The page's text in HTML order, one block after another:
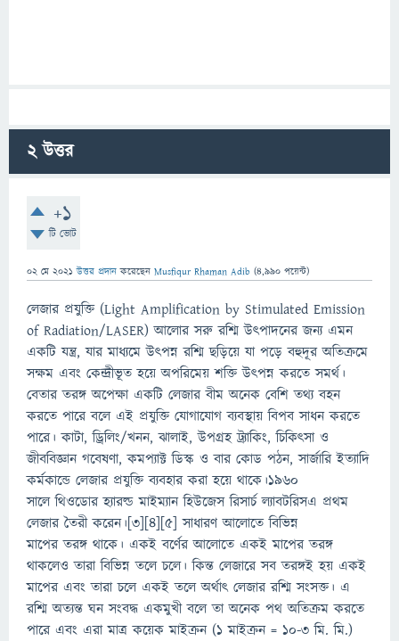
2উত্তর
+1
টি ভোট
02 মে 2021 উত্তর প্রদান করেছেন Musfiqur Rhaman Adib (4,990 পয়েন্ট)
লেজার প্রযুক্তি (Light Amplification by Stimulated Emission
of Radiation/LASER) আলোর সরু রশ্মি উৎপাদনের জন্য এমন
একটি যন্ত্র, যার মাধ্যমে উৎপন্ন রশ্মি ছড়িয়ে যা পড়ে বহুদূর অতিক্রমে
সক্ষম এবং কেন্দ্রীভূত হয়ে অপরিমেয় শক্তি উৎপন্ন করতে সমর্থ।
বেতার তরঙ্গ অপেক্ষা একটি লেজার বীম অনেক বেশি তথ্য বহন
করতে পারে বলে এই প্রযুক্তি যোগাযোগ ব্যবস্থায় বিপ­ব সাধন করতে
পারে। কাটা, ড্রিলিং/খনন, ঝালাই, উপগ্রহ ট্র্যাকিং, চিকিৎসা ও
জীববিজ্ঞান গবেষণা, কমপ্যাক্ট ডিস্ক ও বার কোড পঠন, সার্জারি ইত্যাদি
কর্মকান্ডে লেজার প্রযুক্তি ব্যবহার করা হয়ে থাকে।১৯৬০
সালে থিওডোর হ্যারল্ড মাইম্যান হিউজেস রিসার্চ ল্যাবটরিসএ প্রথম
লেজার তৈরী করেন।[৩][৪][৫] সাধারণ আলোতে বিভিন্ন
মাপের তরঙ্গ থাকে। একই বর্ণের আলোতে একই মাপের তরঙ্গ
থাকলেও তারা বিভিন্ন তলে চলে। কিন্ত লেজারে সব তরঙ্গই হয় একই
মাপের এবং তারা চলে একই তলে অর্থাৎ লেজার রশ্মি সংসক্ত। এ
রশ্মি অত্যন্ত ঘন সংবদ্ধ একমুখী বলে তা অনেক পথ অতিক্রম করতে
পারে এবং এরা মাত্র কয়েক মাইক্রন (১ মাইক্রন = ১০-৩ মি. মি.)